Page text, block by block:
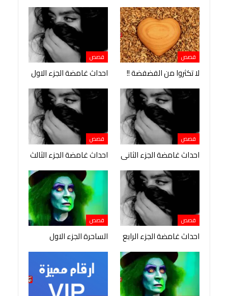
قصص
لا تكثروا من الفضفضة !!
قصص
احداث غامضة الجزء الاول
قصص
احداث غامضة الجزء الثانى
قصص
احداث غامضة الجزء الثالث
قصص
احداث غامضة الجزء الرابع
قصص
الساحرة الجزء الاول